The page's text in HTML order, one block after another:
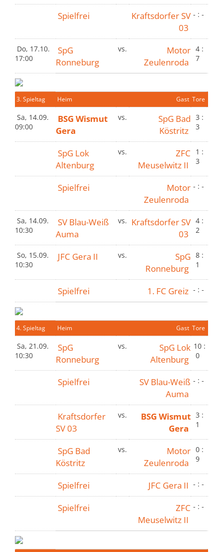
Spielfrei
Kraftsdorfer SV
03
- : -
Do, 17.10.
17:00
SpG
Ronneburg
vs.
Motor
Zeulenroda
4 :
7
3. Spieltag Heim Gast Tore
Sa, 14.09.
09:00
BSG Wismut
Gera
vs.
SpG Bad
Köstritz
3 :
3
SpG Lok
Altenburg
vs.
ZFC
Meuselwitz II
1 :
3
Spielfrei
Motor
Zeulenroda
- : -
Sa, 14.09.
10:30
SV Blau-Weiß
Auma
vs. Kraftsdorfer SV
03
4 :
2
So, 15.09.
10:30
JFC Gera II vs.
SpG
Ronneburg
8 :
1
Spielfrei 1. FC Greiz - : -
4. Spieltag Heim Gast Tore
Sa, 21.09.
10:30
SpG
Ronneburg
vs.
SpG Lok
Altenburg
10 :
0
Spielfrei
SV Blau-Weiß
Auma
- : -
Kraftsdorfer
SV 03
vs.
BSG Wismut
Gera
3 :
1
SpG Bad
Köstritz
vs.
Motor
Zeulenroda
0 :
9
Spielfrei JFC Gera II - : -
Spielfrei
ZFC
Meuselwitz II
- : -